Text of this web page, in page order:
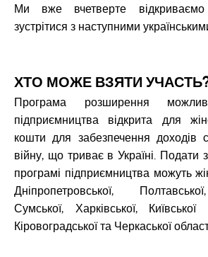
Ми вже вчетверте
зустрітися з наступними
ХТО МОЖЕ ВЗЯТИ
Програма розширення
підприємництва відкрита для
кошти для забезпечення доходів
війну, що триває в Україні. Подати
програмі підприємництва можуть
Дніпропетровської,
Сумської, Харківської,
Кіровоградської та Черкаської